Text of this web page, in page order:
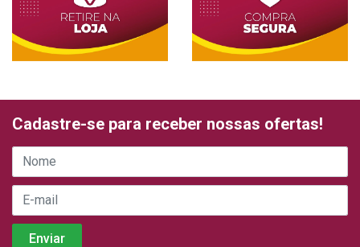
Cadastre-se para receber nossas ofertas!